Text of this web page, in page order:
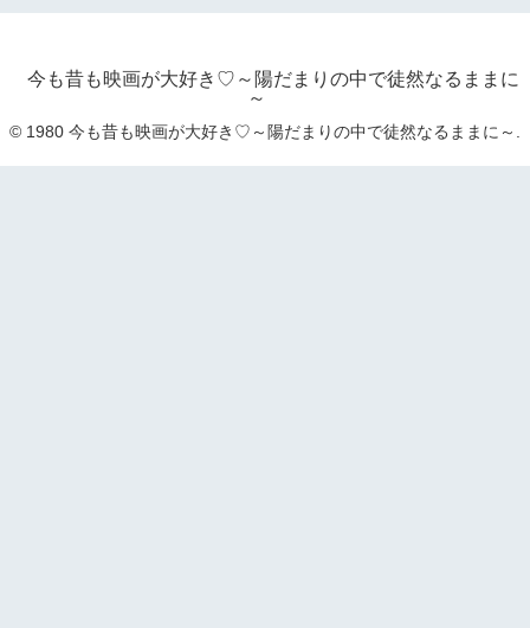
今も昔も映画が大好き♡～陽だまりの中で徒然なるままに
～
© 1980 今も昔も映画が大好き♡～陽だまりの中で徒然なるままに～.